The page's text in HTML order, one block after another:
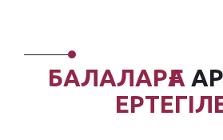
БАЛАЛАРҒА